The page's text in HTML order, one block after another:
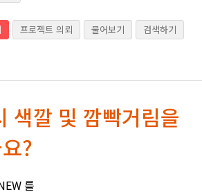
프로젝트 의뢰 물어보기
검색하기
색깔 및 깜빡거림을
?
를